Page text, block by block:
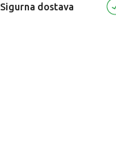
Sigurna dostava